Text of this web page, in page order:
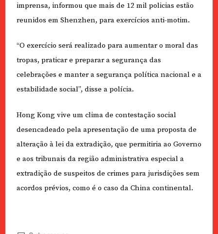
imprensa, informou que mais de 12 mil policias estão
reunidos em Shenzhen, para exercícios anti-motim.
“O exercício será realizado para aumentar o moral das
tropas, praticar e preparar a segurança das
celebrações e manter a segurança política nacional e a
estabilidade social”, disse a polícia.
Hong Kong vive um clima de contestação social
desencadeado pela apresentação de uma proposta de
alteração à lei da extradição, que permitiria ao Governo
e aos tribunais da região administrativa especial a
extradição de suspeitos de crimes para jurisdições sem
acordos prévios, como é o caso da China continental.